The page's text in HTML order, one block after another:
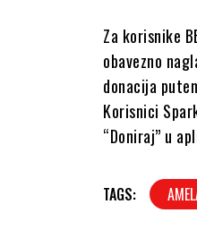
Za korisnike
obavezno
donacija
Korisnici
“Doniraj” u
TAGS: